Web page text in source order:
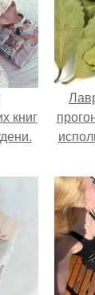
книг